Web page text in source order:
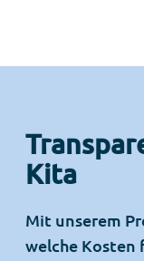
Kita
Mit unserem
welche Kosten